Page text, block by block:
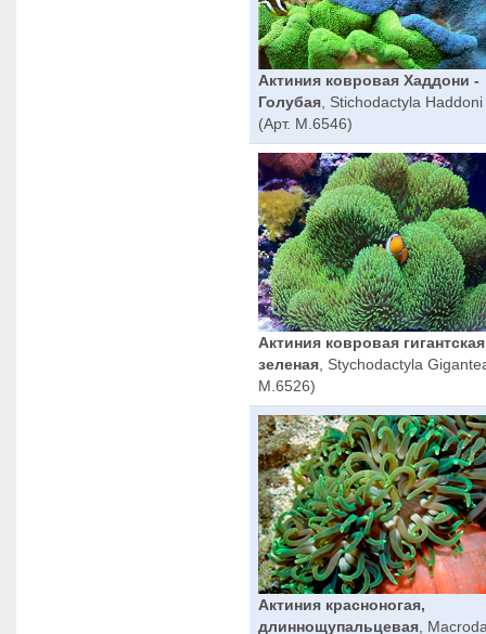
Актиния ковровая Хаддони -
Голубая , Stichodactyla
(Арт. M.6546)
Актиния ковровая гигантская
зеленая , Stychodactyla
M.6526)
Актиния красноногая,
длиннощупальцевая ,